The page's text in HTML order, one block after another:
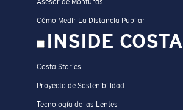
Asesor de Monturas
Cómo Medir La Distancia Pupilar
INSIDE COSTA
Costa Stories
Proyecto de Sostenibilidad
Tecnología de las Lentes